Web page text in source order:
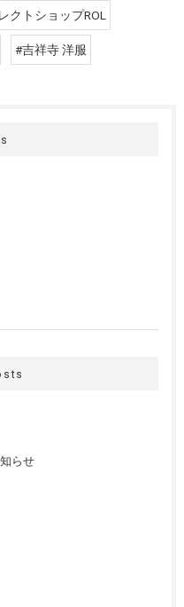
クトショップROL
#吉祥寺 洋服
らせ